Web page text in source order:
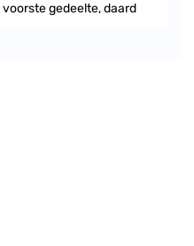
voorste gedeelte, daard